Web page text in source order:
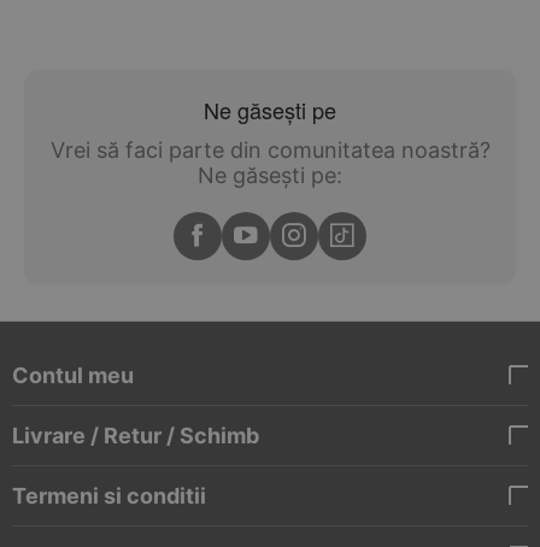
Ne găsești pe
Vrei să faci parte din comunitatea noastră?
Ne găsești pe:
Contul meu
Livrare / Retur / Schimb
Termeni si conditii